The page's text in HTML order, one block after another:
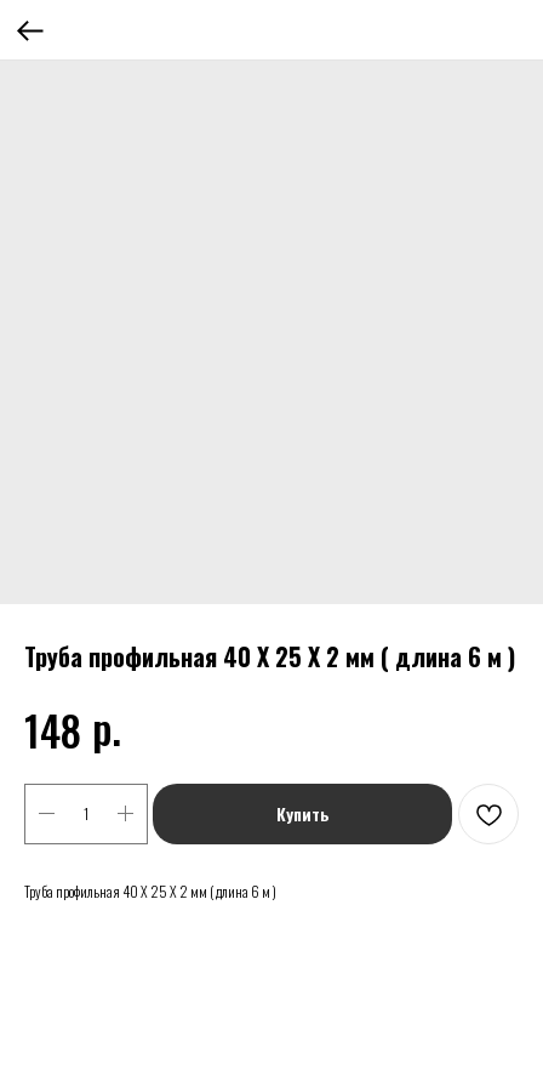
Труба профильная 40 Х 25 Х 2 мм ( длина 6 м )
148 р.
Купить
Труба профильная 40 Х 25 Х 2 мм ( длина 6 м )